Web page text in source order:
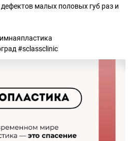
малых половых губ раз и
#sclassclinic